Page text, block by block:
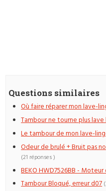
Questions similaires
Où faire réparer mon lave-
Tambour ne tourne plus
Le tambour de mon lave-
Odeur de brulé + Bruit pas
(21 réponses )
BEKO HWD7526BB -
Tambour Bloqué, erreur d07